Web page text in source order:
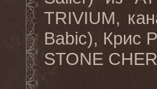
TRIVIUM,
Babic), Крис
STONE